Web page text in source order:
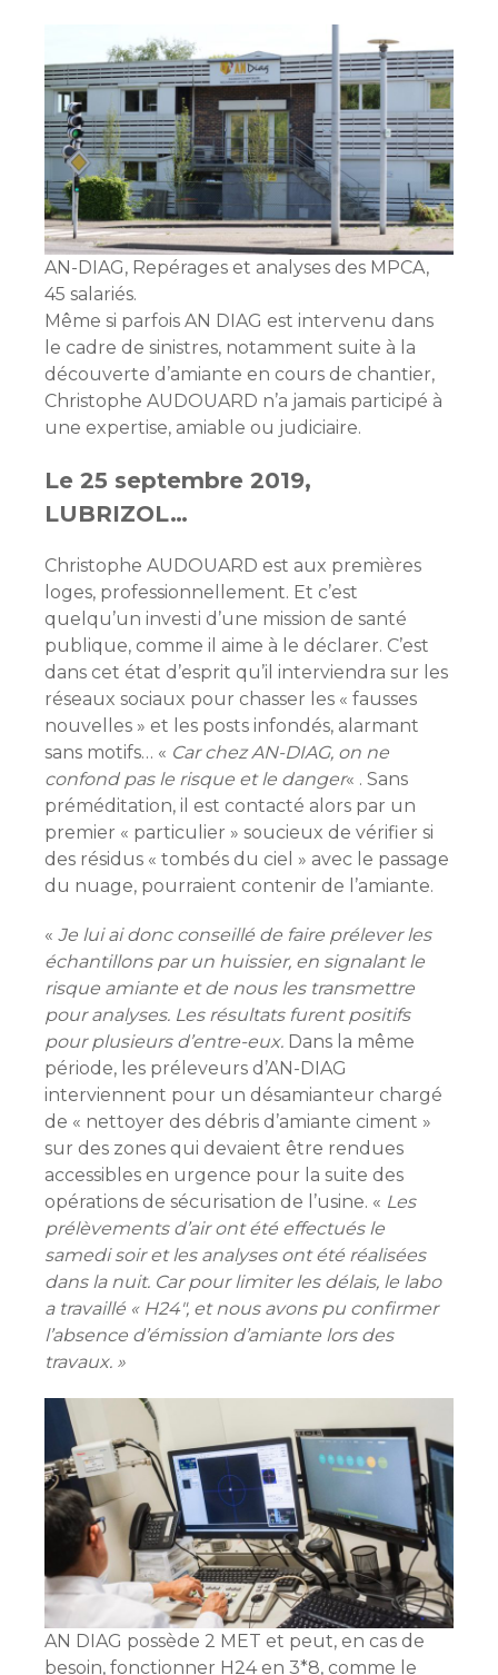
AN-DIAG, Repérages et analyses des MPCA,
45 salariés.
Même si parfois AN DIAG est intervenu dans
le cadre de sinistres, notamment suite à la
découverte d’amiante en cours de chantier,
Christophe AUDOUARD n’a jamais participé à
une expertise, amiable ou judiciaire.
Le 25 septembre 2019,
LUBRIZOL…
Christophe AUDOUARD est aux premières
loges, professionnellement. Et c’est
quelqu’un investi d’une mission de santé
publique, comme il aime à le déclarer. C’est
dans cet état d’esprit qu’il interviendra sur les
réseaux sociaux pour chasser les « fausses
nouvelles » et les posts infondés, alarmant
sans motifs… « Car chez AN-DIAG, on ne
confond pas le risque et le danger« . Sans
préméditation, il est contacté alors par un
premier « particulier » soucieux de vérifier si
des résidus « tombés du ciel » avec le passage
du nuage, pourraient contenir de l’amiante.
« Je lui ai donc conseillé de faire prélever les
échantillons par un huissier, en signalant le
risque amiante et de nous les transmettre
pour analyses. Les résultats furent positifs
pour plusieurs d’entre-eux. Dans la même
période, les préleveurs d’AN-DIAG
interviennent pour un désamianteur chargé
de « nettoyer des débris d’amiante ciment »
sur des zones qui devaient être rendues
accessibles en urgence pour la suite des
opérations de sécurisation de l’usine. « Les
prélèvements d’air ont été effectués le
samedi soir et les analyses ont été réalisées
dans la nuit. Car pour limiter les délais, le labo
a travaillé « H24″, et nous avons pu confirmer
l’absence d’émission d’amiante lors des
travaux. »
AN DIAG possède 2 MET et peut, en cas de
besoin, fonctionner H24 en 3*8, comme le